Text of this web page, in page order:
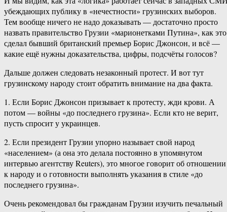
убеждающих публику в «нечестности» грузинских выборов.
Тем вообще ничего не надо доказывать — достаточно просто
назвать правительство Грузии «марионетками Путина», как это
сделал бывший британский премьер Борис Джонсон, и всё —
какие ещё нужны доказательства, цифры, подсчёты голосов?
Дальше должен следовать незаконный протест. И вот тут
грузинскому народу стоит обратить внимание на два факта.
1. Если Борис Джонсон призывает к протесту, жди крови. А
потом — войны «до последнего грузина». Если кто не верит,
пусть спросит у украинцев.
2. Если президент Грузии упорно называет свой народ
«населением» (а она это делала постоянно в упомянутом
интервью агентству Reuters), это многое говорит об отношении
к народу и о готовности выполнять указания в стиле «до
последнего грузина».
Очень рекомендовал бы гражданам Грузии изучить печальный